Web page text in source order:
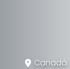
Canadá